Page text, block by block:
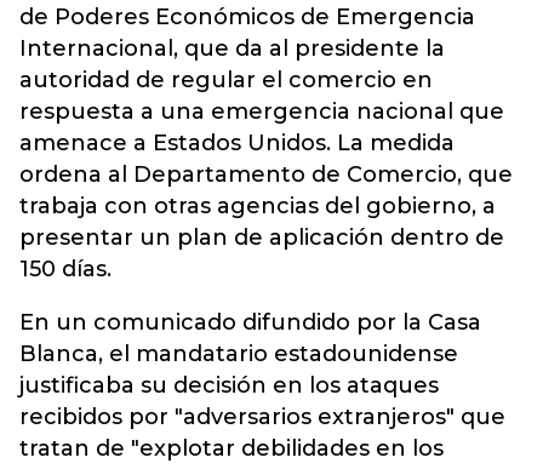
de Poderes Económicos de Emergencia
Internacional, que da al presidente la
autoridad de regular el comercio en
respuesta a una emergencia nacional que
amenace a Estados Unidos. La medida
ordena al Departamento de Comercio, que
trabaja con otras agencias del gobierno, a
presentar un plan de aplicación dentro de
150 días.
En un comunicado difundido por la Casa
Blanca, el mandatario estadounidense
justificaba su decisión en los ataques
recibidos por "adversarios extranjeros" que
tratan de "explotar debilidades en los